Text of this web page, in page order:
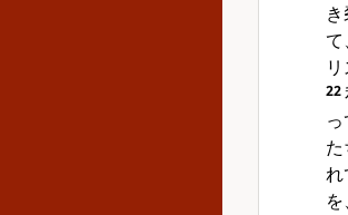
て
22
れ